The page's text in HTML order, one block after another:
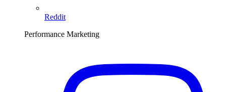
Reddit
Performance Marketing